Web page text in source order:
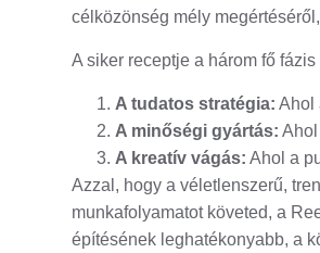
célközönség mély
A siker receptje a három fő
A tudatos stratégia: Ahol
A minőségi gyártás:
A kreatív vágás: Ahol a
Azzal, hogy a véletlenszerű,
munkafolyamatot követed, a
építésének leghatékonyabb, a